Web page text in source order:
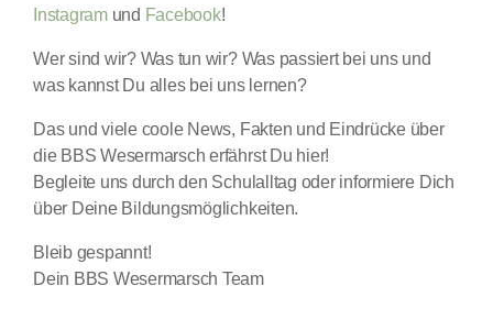
Instagramund Facebook!
Wer sind wir? Was tun wir? Was passiert bei uns und
was kannst Du alles bei uns lernen?
Das und viele coole News, Fakten und Eindrücke über
die BBS Wesermarsch erfährst Du hier!
Begleite uns durch den Schulalltag oder informiere Dich
über Deine Bildungsmöglichkeiten.
Bleib gespannt!
Dein BBS Wesermarsch Team